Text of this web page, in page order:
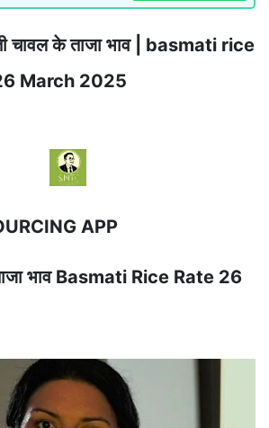
चावल के ताजा भाव | basmati rice
March 2025
APP
भाव Basmati Rice Rate 26